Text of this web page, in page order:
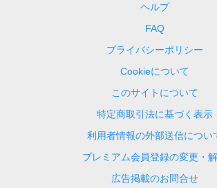
ヘルプ
FAQ
プライバシーポリシー
Cookieについて
このサイトについて
特定商取引法に基づく表示
利用者情報の外部送信につい
プレミアム会員登録の変更・
広告掲載のお問合せ